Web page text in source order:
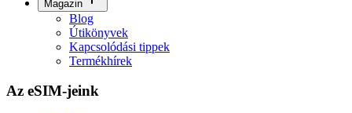
Magazin
Blog
Útikönyvek
Kapcsolódási tippek
Termékhírek
Az eSIM-jeink